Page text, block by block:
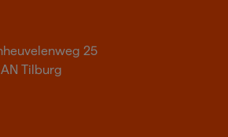
25
Tilburg